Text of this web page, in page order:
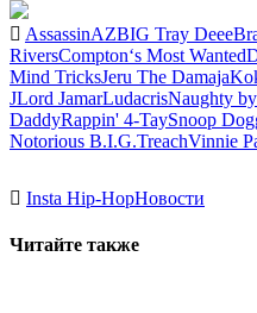
AssassinAZBIG Tray Deee
RiversCompton‘s Most Wanted
Mind TricksJeru The Damaja
JLord JamarLudacrisNaughty
DaddyRappin' 4-TaySnoop
Notorious B.I.G.TreachVinnie
Insta Hip-HopНовости
Читайте также